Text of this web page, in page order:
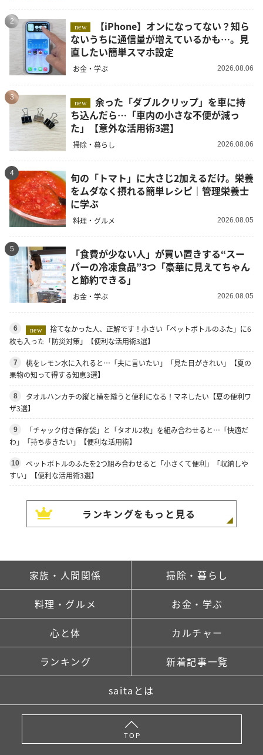
2
new
ないうちに通信量が増えているかも…。見
直したい簡単スマホ設定
お金・学ぶ 2026.08.06
3
new
余った「ダブルクリップ」を車に持
ち込んだら…「車内の小さな不便が減っ
た」【意外な活用術3選】
掃除・暮らし 2026.08.06
4
旬の「トマト」に大さじ2加えるだけ。栄養
をムダなく摂れる簡単レシピ｜管理栄養士
に学ぶ
料理・グルメ 2026.08.05
5
「食費が少ない人」が買い置きする“スー
パーの冷凍食品”3つ「豪華に見えてちゃん
と節約できる」
お金・学ぶ 2026.08.05
6 new
捨てなかった人、正解です！小さい「ペットボトルのふた」に6
枚も入った「防災対策」【便利な活用術3選】
7
桃をレモン水に入れると…「夫に言いたい」「見た目がきれい」【夏の
果物の知って得する知恵3選】
8
タオルハンカチの縦と横を縫うと便利になる！マネしたい【夏の便利ワ
ザ3選】
9
「チャック付き保存袋」と「タオル2枚」を組み合わせると…「快適だ
わ」「持ち歩きたい」【便利な活用術】
10
ペットボトルのふたを2つ組み合わせると「小さくて便利」「収納しや
すい」【便利な活用術3選】
ランキングをもっと見る
家族・人間関係 掃除・暮らし
料理・グルメ お金・学ぶ
心と体 カルチャー
ランキング 新着記事一覧
saitaとは
TOP